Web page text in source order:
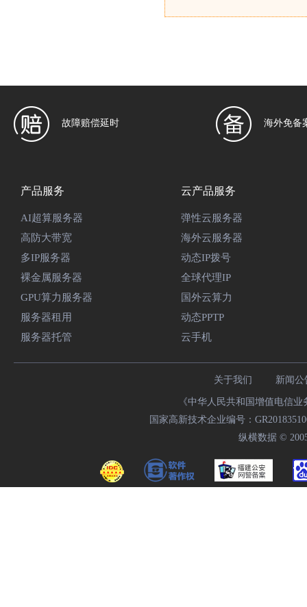
故障赔偿延时 海外免备
产品服务
AI超算服务器
高防大带宽
多IP服务器
裸金属服务器
GPU算力服务器
服务器租用
服务器托管
云产品服务
弹性云服务器
海外云服务器
动态IP拨号
全球代理IP
国外云算力
动态PPTP
云手机
关于我们 新闻公
《中华人民共和国增值电信
国家高新技术企业编号：
纵横数据 ©